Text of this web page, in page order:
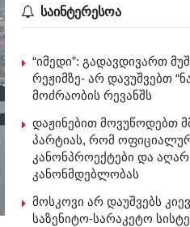
საინტერესოა
“იმედი”: გადავდივართ
რეჟიმზე- არ დავუშვებთ
მოძრაობის რევანშს
დაჟინებით მოვუწოდებთ
პარტიას, რომ
კანონპროექტები და აღარ
კანონმდებლობას
მოსკოვი არ დაუშვებს
საზენიტო-სარაკეტო